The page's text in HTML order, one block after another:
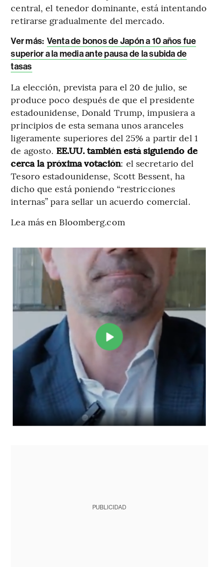
central, el tenedor dominante, está intentando
retirarse gradualmente del mercado.
Ver más: Venta de bonos de Japón a 10 años fue
superior a la media ante pausa de la subida de
tasas
La elección, prevista para el 20 de julio, se
produce poco después de que el presidente
estadounidense, Donald Trump, impusiera a
principios de esta semana unos aranceles
ligeramente superiores del 25% a partir del 1
de agosto. EE.UU. también está siguiendo de
cerca la próxima votación: el secretario del
Tesoro estadounidense, Scott Bessent, ha
dicho que está poniendo “restricciones
internas” para sellar un acuerdo comercial.
Lea más en Bloomberg.com
PUBLICIDAD